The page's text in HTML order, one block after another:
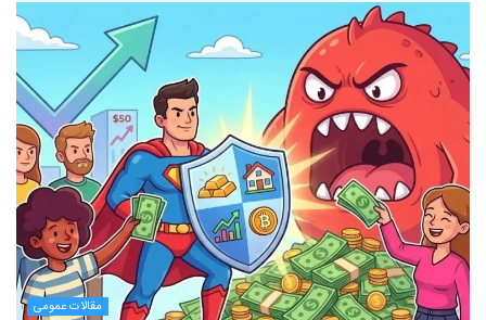
مقالات عمومی